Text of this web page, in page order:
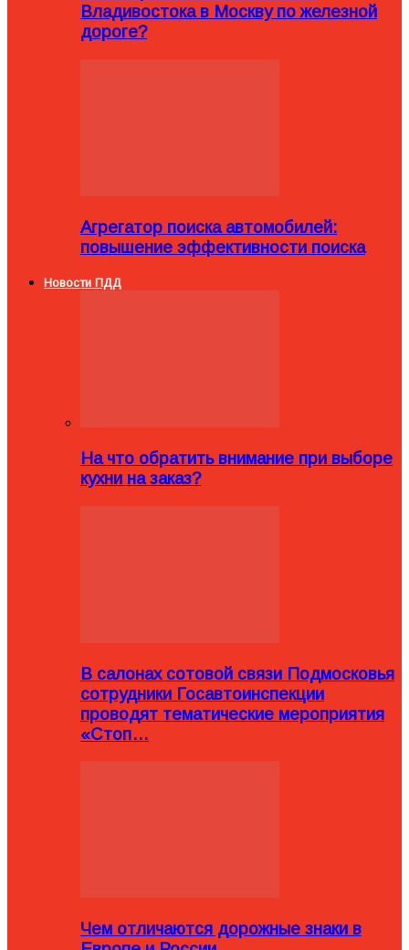
Владивостока в Москву по железной
дороге?
Агрегатор поиска автомобилей:
повышение эффективности поиска
Новости ПДД
На что обратить внимание при выборе
кухни на заказ?
В салонах сотовой связи Подмосковья
сотрудники Госавтоинспекции
проводят тематические мероприятия
«Стоп…
Чем отличаются дорожные знаки в